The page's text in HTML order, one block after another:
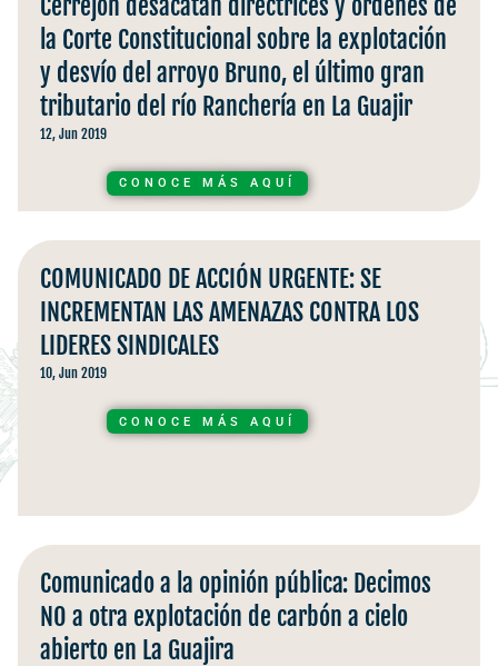
Cerrejón desacatan directrices y órdenes de
la Corte Constitucional sobre la explotación
y desvío del arroyo Bruno, el último gran
tributario del río Ranchería en La Guajir
12, Jun 2019
CONOCE MÁS AQUÍ
COMUNICADO DE ACCIÓN URGENTE: SE
INCREMENTAN LAS AMENAZAS CONTRA LOS
LIDERES SINDICALES
10, Jun 2019
CONOCE MÁS AQUÍ
Comunicado a la opinión pública: Decimos
NO a otra explotación de carbón a cielo
abierto en La Guajira